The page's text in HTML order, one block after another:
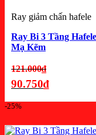
Ray giảm chấn hafele
Ray Bi 3 Tầng
Mạ Kẽm
121.000₫Giá
gốc
90.750₫
tại
-25%